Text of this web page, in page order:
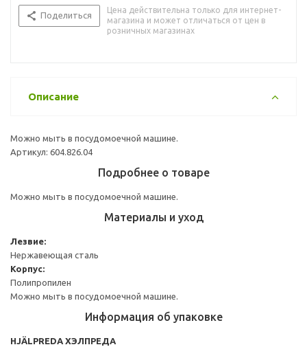
Поделиться
Цена действительна только для интернет-
магазина и может отличаться от цен в
розничных магазинах
Описание
Можно мыть в посудомоечной машине.
Артикул: 604.826.04
Подробнее о товаре
Можно мыть в посудомоечной машине.
Материалы и уход
Лезвие:
Нержавеющая сталь
Корпус:
Полипропилен
Можно мыть в посудомоечной машине.
Информация об упаковке
HJÄLPREDA ХЭЛПРЕДА